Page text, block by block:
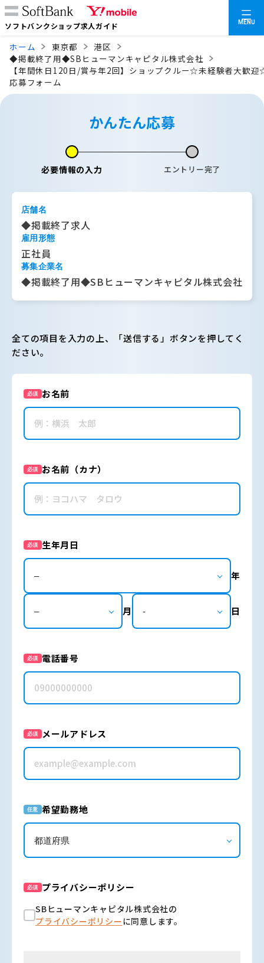
ソフトバンクショップ求人ガイド MENU
ホーム 東京都
港区
◆掲載終了用◆SBヒューマンキャピタル株式会社
【年間休日120日/賞与年2回】ショップクルー☆未経験者大歓
応募フォーム
かんたん応募
必要情報の入力 エントリー完了
店舗名
◆掲載終了求人
雇用形態
正社員
募集企業名
◆掲載終了用◆SBヒューマンキャピタル株式会社
全ての項目を入力の上、「送信する」ボタンを押してく
ださい。
必須 お名前
必須 お名前（カナ）
必須 生年月日
年
月 日
必須 電話番号
必須 メールアドレス
任意 希望勤務地
必須 プライバシーポリシー
SBヒューマンキャピタル株式会社の
プライバシーポリシーに同意します。